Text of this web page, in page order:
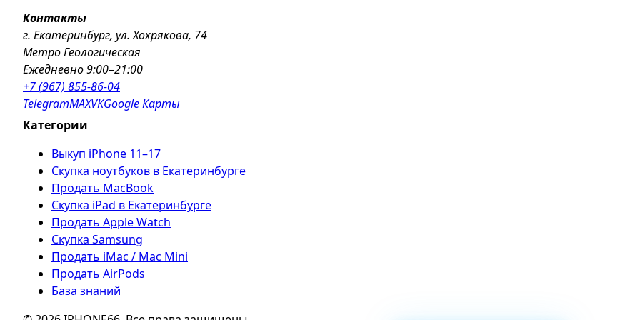
Контакты
г. Екатеринбург, ул. Хохрякова, 74
Метро Геологическая
Ежедневно 9:00–21:00
+7 (967) 855-86-04
TelegramMAXVKGoogle Карты
Категории
Выкуп iPhone 11–17
Скупка ноутбуков в Екатеринбурге
Продать MacBook
Скупка iPad в Екатеринбурге
Продать Apple Watch
Скупка Samsung
Продать iMac / Mac Mini
Продать AirPods
База знаний